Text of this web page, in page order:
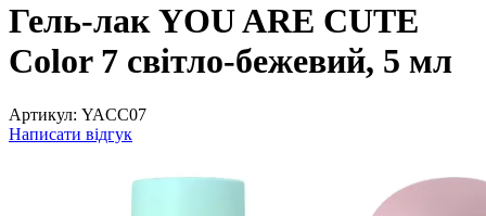
Гель-лак YOU ARE CUTE
Color 7 світло-бежевий, 5 мл
Артикул: YACC07
Написати відгук